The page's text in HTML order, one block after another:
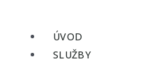
ÚVOD
SLUŽBY